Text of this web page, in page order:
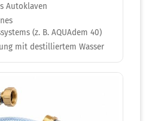
Autoklaven
(z. B. AQUAdem 40)
mit destilliertem Wasser